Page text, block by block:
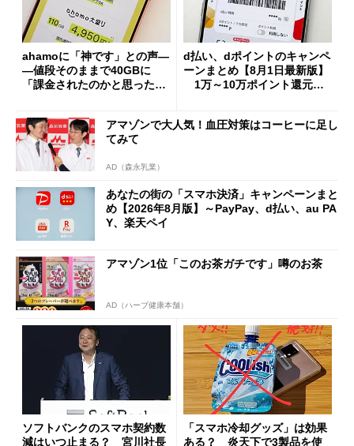
ahamoに「神です」との声―
―値段そのままで40GBに
「課金されたのかと思った」
d払い、dポイントのキャンペ
ーンまとめ【8月1日最新版】
1万～10万ポイント還元の
アマゾンで大人気！血圧対策はコーヒーに足し
てみて
AD（森永乳業）
あなたの街の「スマホ決済」キャンペーンまと
め【2026年8月版】～PayPay、d払い、au PA
Y、楽天ペイ
アマゾン1位「このお茶ガチです」噂のお茶
AD（ハーブ健康本舗）
ソフトバンクのスマホ契約数
減はいつ止まる？ 宮川社長
「スマホ冷却グッズ」は効果
ある？ 炎天下で3製品を使